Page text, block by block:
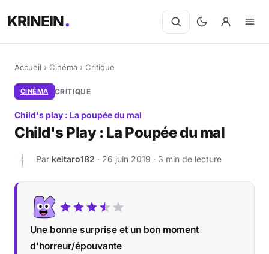
KRINEIN
Accueil › Cinéma › Critique
CINÉMA CRITIQUE
Child's play : La poupée du mal
Child's Play : La Poupée du mal
K Par keitaro182 · 26 juin 2019 · 3 min de lecture
Une bonne surprise et un bon moment
d'horreur/épouvante